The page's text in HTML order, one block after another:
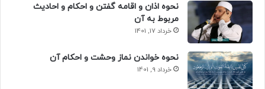
نحوه اذان و اقامه گفتن و احکام و احادیث
مربوط به آن
خرداد 17, 1401
نحوه خواندن نماز وحشت و احکام آن
خرداد 9, 1401